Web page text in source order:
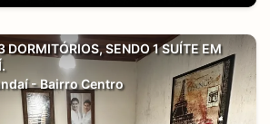
DORMITÓRIOS, SENDO 1 SUÍTE EM
- Bairro Centro